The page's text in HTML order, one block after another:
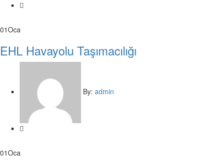
01Oca
EHL Havayolu Taşımacılığı
By: admin
01Oca